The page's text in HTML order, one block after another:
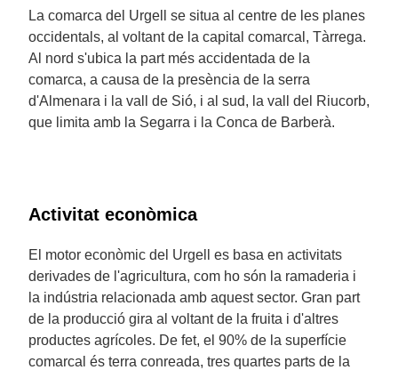
La comarca del Urgell se situa al centre de les planes
occidentals, al voltant de la capital comarcal, Tàrrega.
Al nord s'ubica la part més accidentada de la
comarca, a causa de la presència de la serra
d'Almenara i la vall de Sió, i al sud, la vall del Riucorb,
que limita amb la Segarra i la Conca de Barberà.
Activitat econòmica
El motor econòmic del Urgell es basa en activitats
derivades de l'agricultura, com ho són la ramaderia i
la indústria relacionada amb aquest sector. Gran part
de la producció gira al voltant de la fruita i d'altres
productes agrícoles. De fet, el 90% de la superfície
comarcal és terra conreada, tres quartes parts de la